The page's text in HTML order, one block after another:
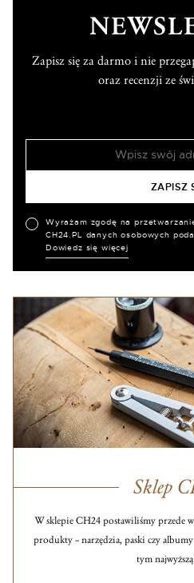
Zapisz się za darmo i nie
oraz recenzji ze
Wyrażam zgodę na
CH24.PL danych osobowych
Dowiedz się więcej
Sklep
W sklepie CH24 postawiliśmy przede
produkty – narzędzia, paski czy albumy
tym